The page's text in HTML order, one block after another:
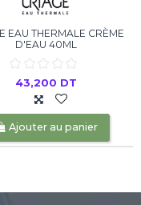
EAU THERMALE CRÈME
D'EAU 40ML
43,200 DT
Ajouter au panier